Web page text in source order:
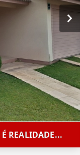
REALIDADE...